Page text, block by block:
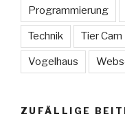
Programmierung
Technik Tier Cam
Vogelhaus
ZUFÄLLIGE